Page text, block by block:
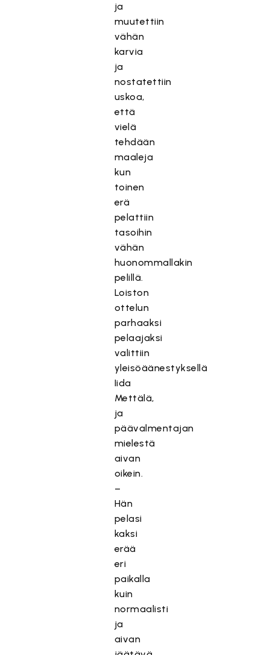
ja
muutettiin
vähän
karvia
ja
nostatettiin
uskoa,
että
vielä
tehdään
maaleja
kun
toinen
erä
pelattiin
tasoihin
vähän
huonommallakin
pelillä.
Loiston
ottelun
parhaaksi
pelaajaksi
valittiin
yleisöäänestyksellä
Iida
Mettälä,
ja
päävalmentajan
mielestä
aivan
oikein.
–
Hän
pelasi
kaksi
erää
eri
paikalla
kuin
normaalisti
ja
aivan